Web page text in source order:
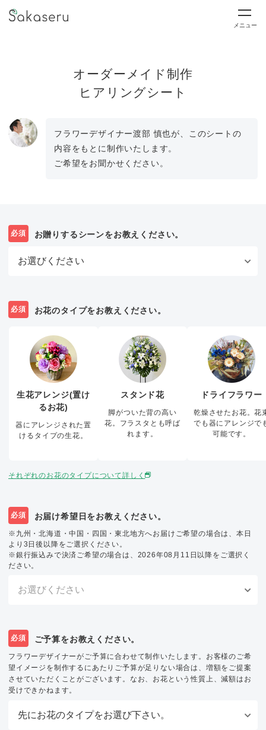
メニュー
オーダーメイド制作
ヒアリングシート
フラワーデザイナー渡部 慎也が、このシートの
内容をもとに制作いたします。
ご希望をお聞かせください。
必須 お贈りするシーンをお教えください。
必須 お花のタイプをお教えください。
生花アレンジ(置け
るお花)
器にアレンジされた置
けるタイプの生花。
スタンド花
脚がついた背の高い
花。フラスタとも呼ば
れます。
ドライフラワー
乾燥させたお花。花
でも器にアレンジで
可能です。
それぞれのお花のタイプについて詳しく
必須 お届け希望日をお教えください。
※九州・北海道・中国・四国・東北地方へお届けご希望の場合は、本日
より3日後以降をご選択ください。
※銀行振込みで決済ご希望の場合は、2026年08月11日以降をご選択く
ださい。
必須 ご予算をお教えください。
フラワーデザイナーがご予算に合わせて制作いたします。お客様のご希
望イメージを制作するにあたりご予算が足りない場合は、増額をご提案
させていただくことがございます。なお、お花という性質上、減額はお
受けできかねます。